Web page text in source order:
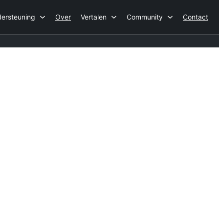
Over Vertalen Community Contact